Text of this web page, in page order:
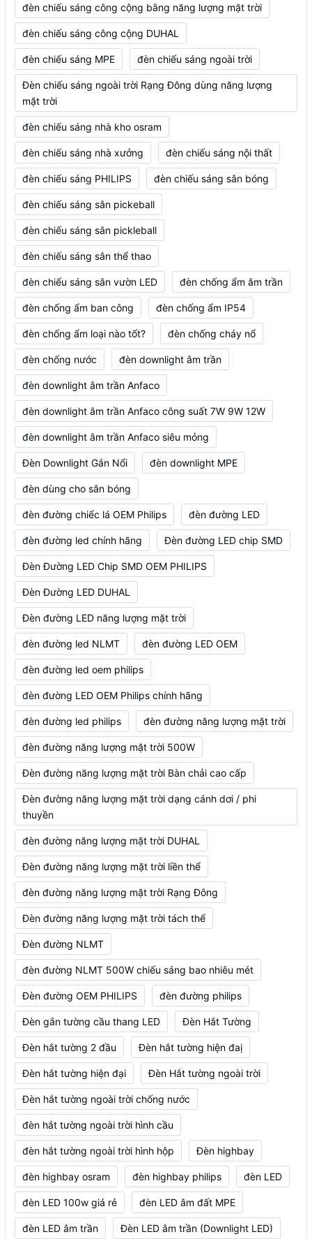
đèn chiếu sáng công cộng bằng năng lượng mặt trời
đèn chiếu sáng công cộng DUHAL
đèn chiếu sáng MPE đèn chiếu sáng ngoài trời
Đèn chiếu sáng ngoài trời Rạng Đông dùng năng lượng
mặt trời
đèn chiếu sáng nhà kho osram
đèn chiếu sáng nhà xưởng đèn chiếu sáng nội thất
đèn chiếu sáng PHILIPS đèn chiếu sáng sân bóng
đèn chiếu sáng sân pickeball
đèn chiếu sáng sân pickleball
đèn chiếu sáng sân thể thao
đèn chiếu sáng sân vườn LED đèn chống ẩm âm trần
đèn chống ẩm ban công đèn chống ẩm IP54
đèn chống ẩm loại nào tốt? đèn chống cháy nổ
đèn chống nước đèn downlight âm trần
đèn downlight âm trần Anfaco
đèn downlight âm trần Anfaco công suất 7W 9W 12W
đèn downlight âm trần Anfaco siêu mỏng
Đèn Downlight Gắn Nổi đèn downlight MPE
đèn dùng cho sân bóng
đèn đường chiếc lá OEM Philips đèn đường LED
đèn đường led chính hãng Đèn đường LED chip SMD
Đèn Đường LED Chip SMD OEM PHILIPS
Đèn Đường LED DUHAL
Đèn đường LED năng lượng mặt trời
đèn đường led NLMT đèn đường LED OEM
đèn đường led oem philips
đèn đường LED OEM Philips chính hãng
đèn đường led philips đèn đường năng lượng mặt trời
đèn đường năng lượng mặt trời 500W
Đèn đường năng lượng mặt trời Bàn chải cao cấp
Đèn đường năng lượng mặt trời dạng cánh dơi / phi
thuyền
đèn đường năng lượng mặt trời DUHAL
Đèn đường năng lượng mặt trời liền thể
đèn đường năng lượng mặt trời Rạng Đông
Đèn đường năng lượng mặt trời tách thể
Đèn đường NLMT
đèn đường NLMT 500W chiếu sáng bao nhiêu mét
Đèn đường OEM PHILIPS đèn đường philips
Đèn gắn tường cầu thang LED Đèn Hắt Tường
Đèn hắt tường 2 đầu Đèn hắt tường hiện đaị
Đèn hắt tường hiện đại Đèn Hắt tường ngoài trời
Đèn hắt tường ngoài trời chống nước
đèn hắt tường ngoài trời hình cầu
đèn hắt tường ngoài trời hình hộp Đèn highbay
đèn highbay osram đèn highbay philips đèn LED
đèn LED 100w giá rẻ đèn LED âm đất MPE
đèn LED âm trần Đèn LED âm trần (Downlight LED)